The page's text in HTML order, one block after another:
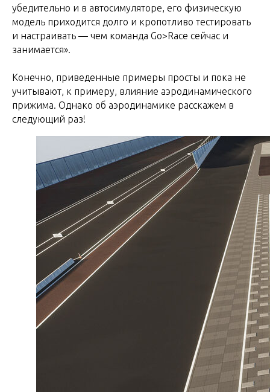
убедительно и в автосимуляторе, его физическую
модель приходится долго и кропотливо тестировать
и настраивать — чем команда Gо>Race сейчас и
занимается».
Конечно, приведенные примеры просты и пока не
учитывают, к примеру, влияние аэродинамического
прижима. Однако об аэродинамике расскажем в
следующий раз!